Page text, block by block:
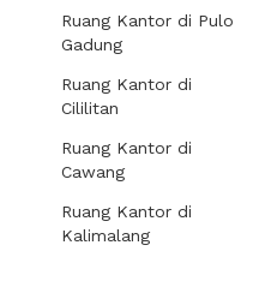
Ruang Kantor di Pulo
Gadung
Ruang Kantor di
Cililitan
Ruang Kantor di
Cawang
Ruang Kantor di
Kalimalang